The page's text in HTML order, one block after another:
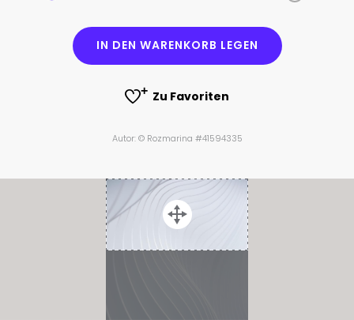
IN DEN WARENKORB LEGEN
Zu Favoriten
Autor: © Rozmarina #41594335